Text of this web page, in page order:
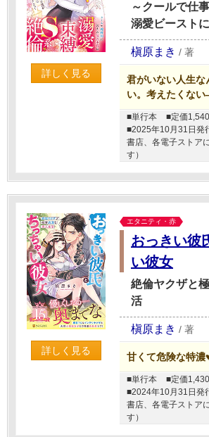
詳しく見る
～クールで仕
溺愛ビースト
槇原まき / 著
君がいない人生な
い。考えたくな
■単行本
■定価
■2025年10月31日発
書店、各電子ストア
す）
詳しく見る
エタニティ・赤
おっきい彼
い彼女
絶倫ヤクザと
活
槇原まき / 著
甘くて危険な特濃
■単行本
■定価
■2024年10月31日発
書店、各電子ストア
す）